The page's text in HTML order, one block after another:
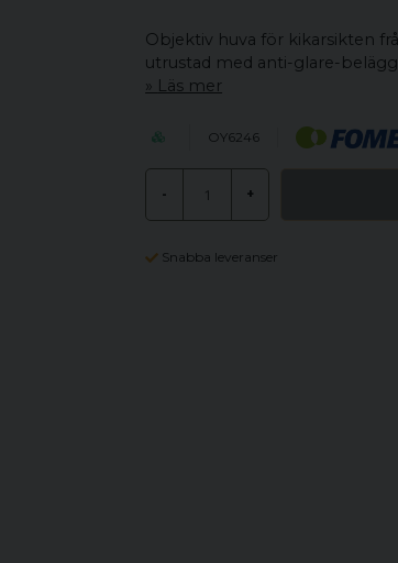
Objektiv huva för kikarsikten
utrustad med anti-glare-
Läs mer
OY6246
- +
Snabba leveranser